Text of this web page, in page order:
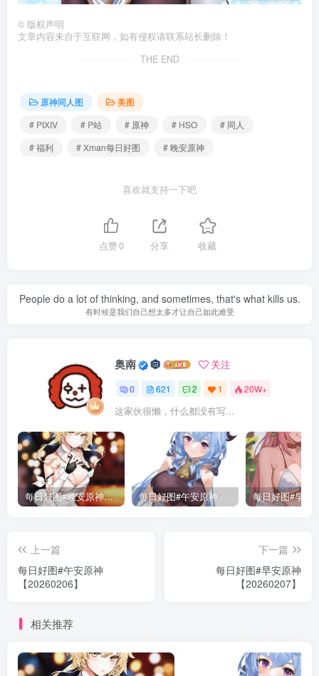
© 版权声明
文章内容来自于互联网，如有侵权请联系站长删除！
THE END
原神同人图
美图
# PIXIV
# P站 # 原神 # HSO
# 同人
# 福利
# Xman每日好图 # 晚安原神
喜欢就支持一下吧
点赞0 分享 收藏
People do a lot of thinking, and sometimes, that's what kills us.
有时候是我们自己想太多才让自己如此难受
奥南 关注
0 621 2 1 20W+
这家伙很懒，什么都没有写...
每日好图#晚安原神【221015】 每日好图#午安原神【221014】
上一篇
每日好图#午安原神
【20260206】
下一篇
每日好图#早安原神
【20260207】
相关推荐